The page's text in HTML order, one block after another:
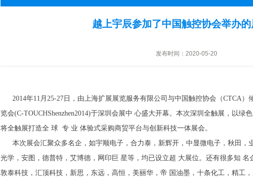
越上宇辰参加了中国触控协会举办
发布时间：2020-05-20
2014年11月25-27日，由上海扩展展览服务有限公司与中国触控协会（CTCA）
览会(C-TOUCHShenzhen2014)于深圳会展中 心盛大开幕。本次深圳全触展，以绿
将全触展打造全 球 专 业 体验式采购商贸平台与创新科技一体展会。
本次展会汇聚众多名企，如宇顺电子，合力泰，新辉开，中显微电子，秋田，
光学，安图，德普特，艾博德，网印巨 星等，均已设立超 大展位。还有很多知 名
敦泰科技，汇顶科技，新思，东远，高恒，美丽华，帝 国油墨，十条化工，精工